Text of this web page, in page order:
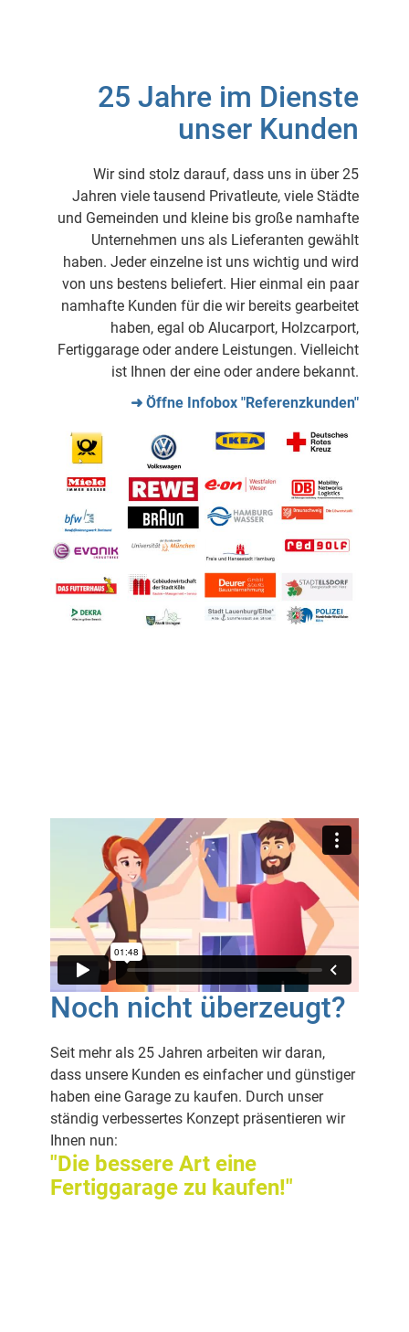
25 Jahre im Dienste
unser Kunden
Wir sind stolz darauf, dass uns in über 25
Jahren viele tausend Privatleute, viele Städte
und Gemeinden und kleine bis große namhafte
Unternehmen uns als Lieferanten gewählt
haben. Jeder einzelne ist uns wichtig und wird
von uns bestens beliefert. Hier einmal ein paar
namhafte Kunden für die wir bereits gearbeitet
haben, egal ob Alucarport, Holzcarport,
Fertiggarage oder andere Leistungen. Vielleicht
ist Ihnen der eine oder andere bekannt.
➜ Öffne Infobox "Referenzkunden"
Noch nicht überzeugt?
Seit mehr als 25 Jahren arbeiten wir daran,
dass unsere Kunden es einfacher und günstiger
haben eine Garage zu kaufen. Durch unser
ständig verbessertes Konzept präsentieren wir
Ihnen nun:
"Die bessere Art eine
Fertiggarage zu kaufen!"